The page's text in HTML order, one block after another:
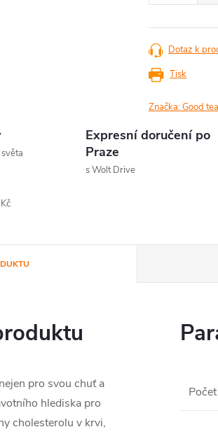
Tisk
Dotaz k
Značka:Good tea
Expresní doručení po
Praze
s Wolt Drive
pro svou chuť a
hlediska pro
cholesterolu v krvi,